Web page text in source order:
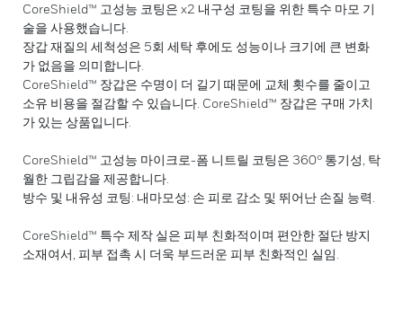
CoreShield™ 고성능 코팅은 x2 내구성 코팅을 위한 특수 마모 기
술을 사용했습니다.
장갑 재질의 세척성은 5회 세탁 후에도 성능이나 크기에 큰 변화
가 없음을 의미합니다.
CoreShield™ 장갑은 수명이 더 길기 때문에 교체 횟수를 줄이고
소유 비용을 절감할 수 있습니다. CoreShield™ 장갑은 구매 가치
가 있는 상품입니다.
CoreShield™ 고성능 마이크로-폼 니트릴 코팅은 360° 통기성, 탁
월한 그립감을 제공합니다.
방수 및 내유성 코팅: 내마모성: 손 피로 감소 및 뛰어난 손질 능력.
CoreShield™ 특수 제작 실은 피부 친화적이며 편안한 절단 방지
소재여서, 피부 접촉 시 더욱 부드러운 피부 친화적인 실임.